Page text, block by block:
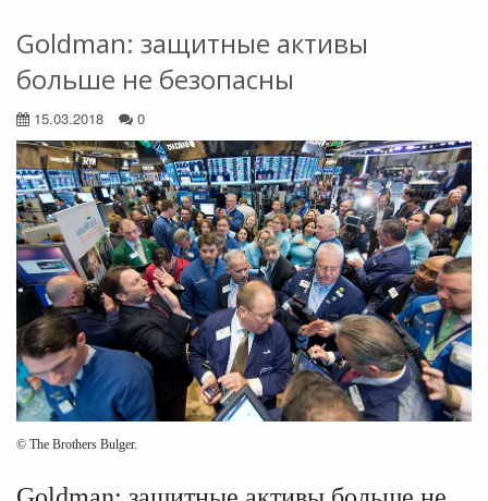
Goldman: защитные активы
больше не безопасны
15.03.2018 0
© The Brothers Bulger.